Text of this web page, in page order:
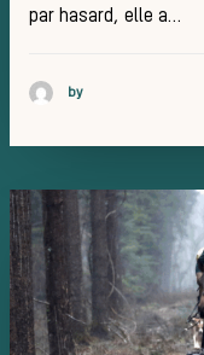
par hasard, elle a…
by